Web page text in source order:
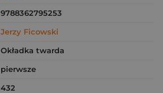
9788362795253
Jerzy Ficowski
Okładka twarda
pierwsze
432